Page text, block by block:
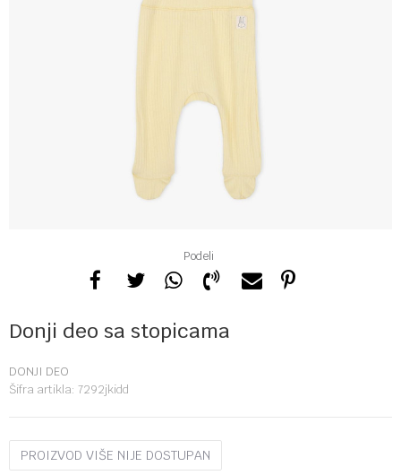
Podeli
Donji deo sa stopicama
DONJI DEO
Šifra artikla: 7292jkidd
PROIZVOD VIŠE NIJE DOSTUPAN